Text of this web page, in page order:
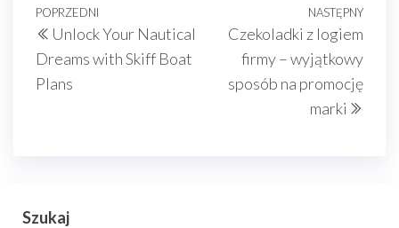
Nawigacja
wpisu
Poprzedni
wpis
POPRZEDNI
Unlock Your Nautical
Dreams with Skiff Boat
Plans
NASTĘPNY
Czekoladki z logiem
firmy – wyjątkowy
sposób na promocję
marki
Szukaj